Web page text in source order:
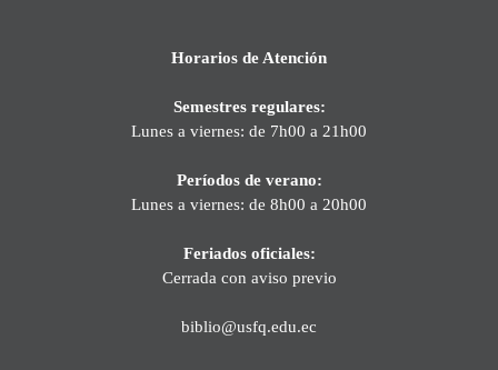
Horarios de Atención
Semestres regulares:
Lunes a viernes: de 7h00 a 21h00
Períodos de verano:
Lunes a viernes: de 8h00 a 20h00
Feriados oficiales:
Cerrada con aviso previo
biblio@usfq.edu.ec